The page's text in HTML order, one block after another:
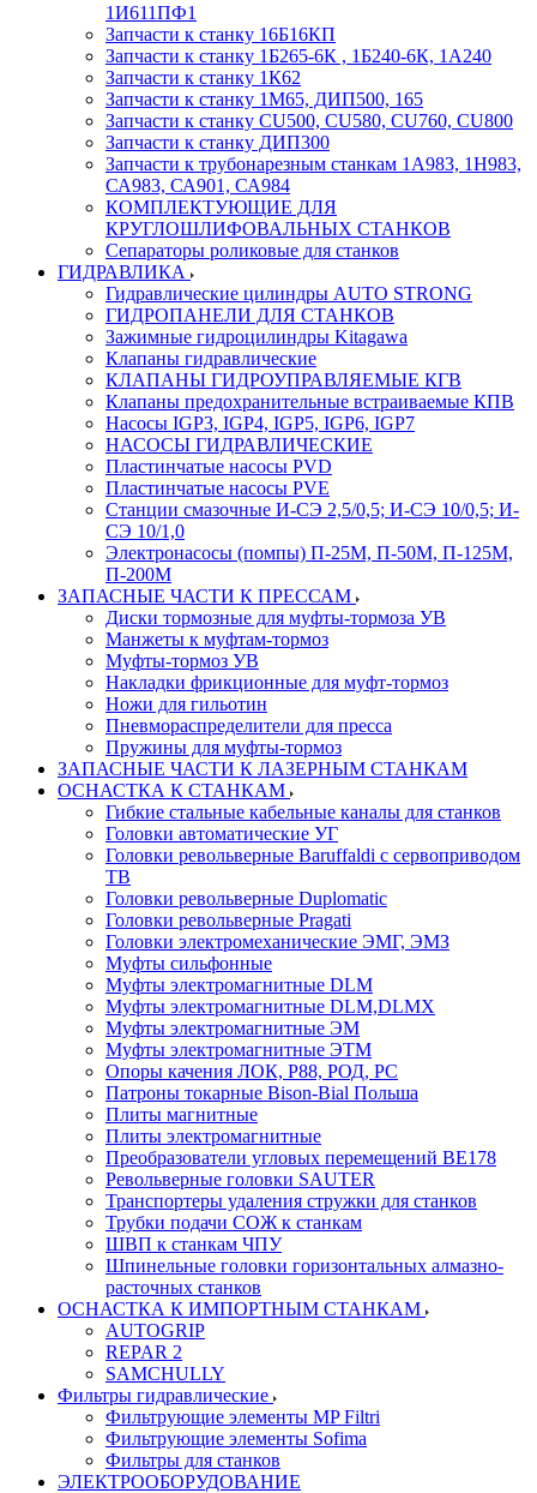
1И611ПФ1
Запчасти к станку 16Б16КП
Запчасти к станку 1Б265-6К , 1Б240-6К, 1А240
Запчасти к станку 1К62
Запчасти к станку 1М65, ДИП500, 165
Запчасти к станку CU500, CU580, CU760, CU800
Запчасти к станку ДИП300
Запчасти к трубонарезным станкам 1А983, 1Н983,
СА983, СА901, СА984
КОМПЛЕКТУЮЩИЕ ДЛЯ
КРУГЛОШЛИФОВАЛЬНЫХ СТАНКОВ
Сепараторы роликовые для станков
ГИДРАВЛИКА
Гидравлические цилиндры AUTO STRONG
ГИДРОПАНЕЛИ ДЛЯ СТАНКОВ
Зажимные гидроцилиндры Kitagawa
Клапаны гидравлические
КЛАПАНЫ ГИДРОУПРАВЛЯЕМЫЕ КГВ
Клапаны предохранительные встраиваемые КПВ
Насосы IGP3, IGP4, IGP5, IGP6, IGP7
НАСОСЫ ГИДРАВЛИЧЕСКИЕ
Пластинчатые насосы PVD
Пластинчатые насосы PVE
Станции смазочные И-СЭ 2,5/0,5; И-СЭ 10/0,5; И-
СЭ 10/1,0
Электронасосы (помпы) П-25М, П-50М, П-125М,
П-200М
ЗАПАСНЫЕ ЧАСТИ К ПРЕССАМ
Диски тормозные для муфты-тормоза УВ
Манжеты к муфтам-тормоз
Муфты-тормоз УВ
Накладки фрикционные для муфт-тормоз
Ножи для гильотин
Пневмораспределители для пресса
Пружины для муфты-тормоз
ЗАПАСНЫЕ ЧАСТИ К ЛАЗЕРНЫМ СТАНКАМ
ОСНАСТКА К СТАНКАМ
Гибкие стальные кабельные каналы для станков
Головки автоматические УГ
Головки револьверные Baruffaldi с сервоприводом
ТВ
Головки револьверные Duplomatic
Головки револьверные Pragati
Головки электромеханические ЭМГ, ЭМЗ
Муфты сильфонные
Муфты электромагнитные DLM
Муфты электромагнитные DLM,DLMX
Муфты электромагнитные ЭМ
Муфты электромагнитные ЭТМ
Опоры качения ЛОК, Р88, РОД, РС
Патроны токарные Bison-Bial Польша
Плиты магнитные
Плиты электромагнитные
Преобразователи угловых перемещений ВЕ178
Револьверные головки SAUTER
Транспортеры удаления стружки для станков
Трубки подачи СОЖ к станкам
ШВП к станкам ЧПУ
Шпинельные головки горизонтальных алмазно-
расточных станков
ОСНАСТКА К ИМПОРТНЫМ СТАНКАМ
AUTOGRIP
REPAR 2
SAMCHULLY
Фильтры гидравлические
Фильтрующие элементы MP Filtri
Фильтрующие элементы Sofima
Фильтры для станков
ЭЛЕКТРООБОРУДОВАНИЕ